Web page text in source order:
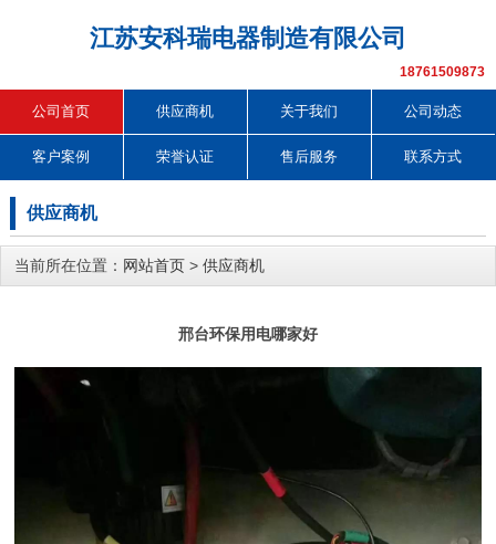
江苏安科瑞电器制造有限公司
18761509873
公司首页 供应商机 关于我们 公司动态
客户案例 荣誉认证 售后服务 联系方式
供应商机
当前所在位置： 网站首页 > 供应商机
邢台环保用电哪家好